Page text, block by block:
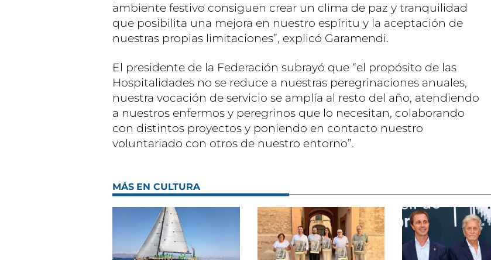
ambiente festivo consiguen crear un clima de paz y tranquilidad
que posibilita una mejora en nuestro espíritu y la aceptación de
nuestras propias limitaciones”, explicó Garamendi.
El presidente de la Federación subrayó que “el propósito de las
Hospitalidades no se reduce a nuestras peregrinaciones anuales,
nuestra vocación de servicio se amplía al resto del año, atendiendo
a nuestros enfermos y peregrinos que lo necesitan, colaborando
con distintos proyectos y poniendo en contacto nuestro
voluntariado con otros de nuestro entorno”.
MÁS EN CULTURA